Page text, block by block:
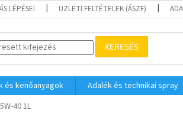
LÉPÉSEI ÜZLETI FELTÉTELEK (ÁSZF)
KERESÉS
és kenőanyagok Adalék és technikai spray
40 1L